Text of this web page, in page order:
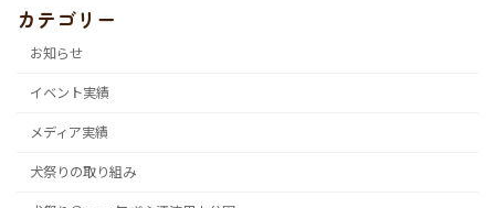
カテゴリー
お知らせ
イベント実績
メディア実績
犬祭りの取り組み